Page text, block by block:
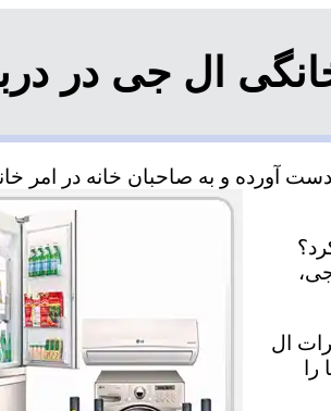
ال جی در
آورده و به صاحبان خانه در امر
ال